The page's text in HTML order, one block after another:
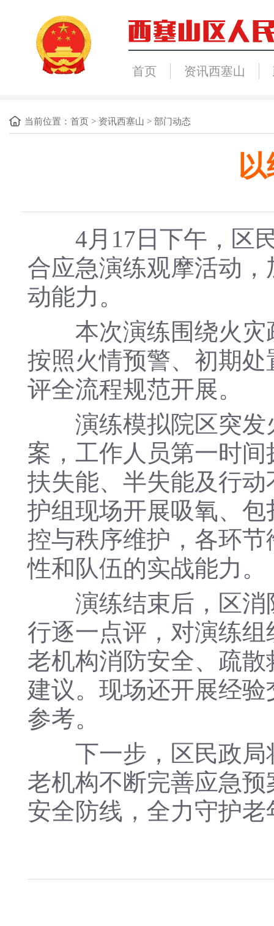
首页 资讯西塞山
当前位置： 首页 > 资讯西塞山 > 部门动态
4月17日下午，区民
合应急演练观摩活动
动能力。
本次演练围绕火灾
按照火情预警、初期
评全流程规范开展。
演练模拟院区突发
案，工作人员第一时
扶失能、半失能及行
护组现场开展吸氧、
控与秩序维护，各环
性和队伍的实战能力。
演练结束后，区消
行逐一点评，对演练
老机构消防安全、疏
建议。现场还开展经
参考。
下一步，区民政局
老机构不断完善应急
安全防线，全力守护